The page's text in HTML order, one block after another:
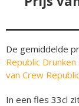
De gemiddelde
Republic Drunken
van Crew
In een fles 33cl